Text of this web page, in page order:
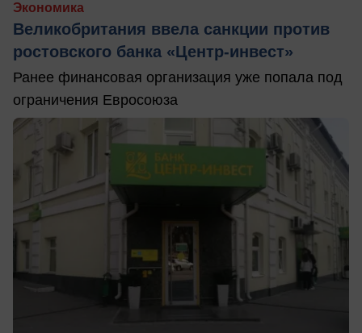
Экономика
Великобритания ввела санкции против
ростовского банка «Центр-инвест»
Ранее финансовая организация уже попала под
ограничения Евросоюза